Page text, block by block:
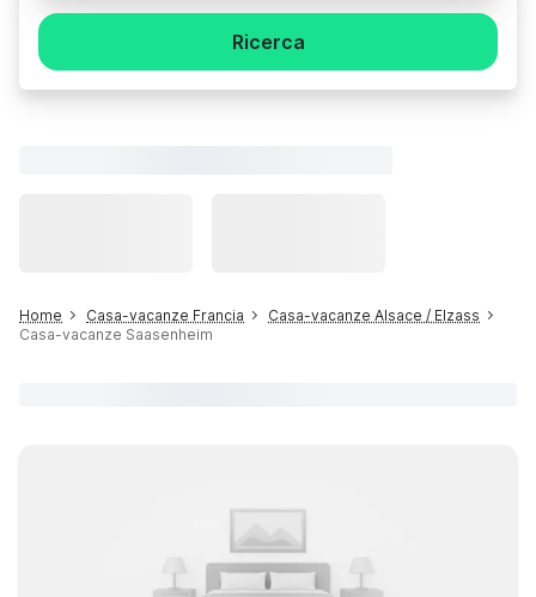
Ricerca
Home Casa-vacanze Francia
Casa-vacanze Alsace / Elzass
Casa-vacanze Saasenheim